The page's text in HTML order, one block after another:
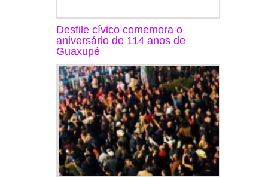
Desfile cívico comemora o
aniversário de 114 anos de
Guaxupé